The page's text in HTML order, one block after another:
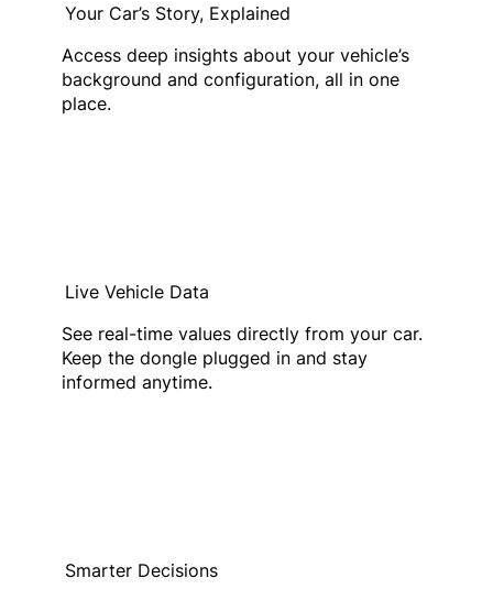
Your Car’s Story, Explained
Access deep insights about your vehicle’s
background and configuration, all in one
place.
Live Vehicle Data
See real-time values directly from your car.
Keep the dongle plugged in and stay
informed anytime.
Smarter Decisions